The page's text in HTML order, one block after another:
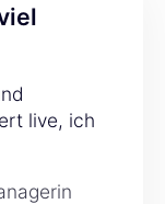
live, ich